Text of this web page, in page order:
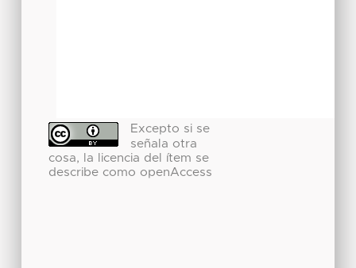
Excepto si se
señala otra
cosa, la licencia del ítem se
describe como openAccess